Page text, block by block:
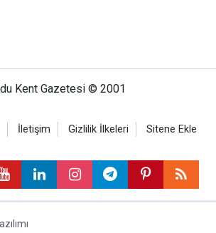
Kent Gazetesi © 2001
İletişim Gizlilik İlkeleri Sitene Ekle